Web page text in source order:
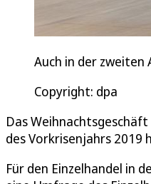
Auch in der zweiten
Copyright: dpa
Das
des Vorkrisenjahrs 2019
Für den Einzelhandel in